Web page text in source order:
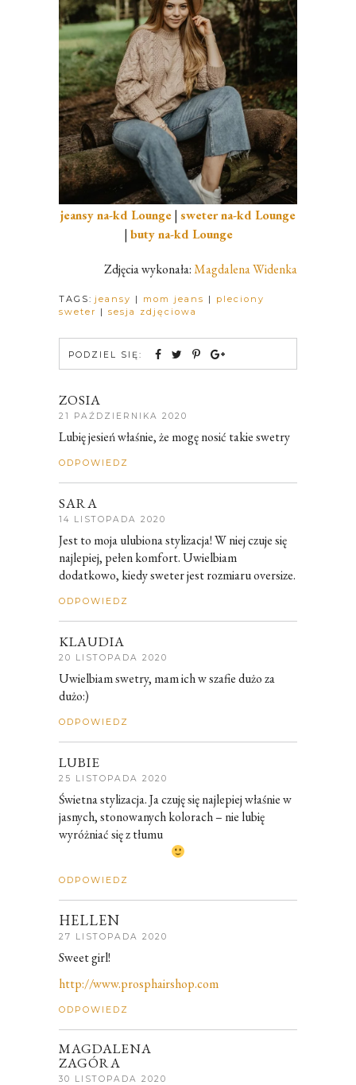
jeansy na-kd Lounge| sweter na-kd Lounge
| buty na-kd Lounge
Zdjęcia wykonała:Magdalena Widenka
TAGS: jeansy | mom jeans | pleciony
sweter | sesja zdjęciowa
PODZIEL SIĘ:
ZOSIA
21 PAŹDZIERNIKA 2020
Lubię jesień właśnie, że mogę nosić takie swetry
ODPOWIEDZ
SARA
14 LISTOPADA 2020
Jest to moja ulubiona stylizacja! W niej czuje się
najlepiej, pełen komfort. Uwielbiam
dodatkowo, kiedy sweter jest rozmiaru oversize.
ODPOWIEDZ
KLAUDIA
20 LISTOPADA 2020
Uwielbiam swetry, mam ich w szafie dużo za
dużo:)
ODPOWIEDZ
LUBIE
25 LISTOPADA 2020
Świetna stylizacja. Ja czuję się najlepiej właśnie w
jasnych, stonowanych kolorach – nie lubię
wyróżniać się z tłumu
ODPOWIEDZ
HELLEN
27 LISTOPADA 2020
Sweet girl!
http://www.prosphairshop.com
ODPOWIEDZ
MAGDALENA
ZAGÓRA
30 LISTOPADA 2020